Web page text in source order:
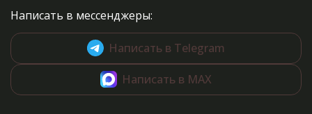
Написать в мессенджеры:
Написать в Telegram
Написать в MAX